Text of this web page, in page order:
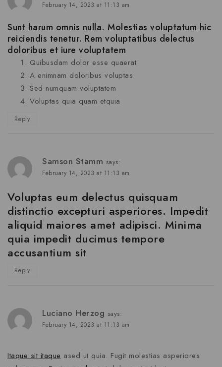
February 14, 2023 at 11:13 am
Sunt harum omnis nulla. Molestias voluptatum hic
reiciendis tenetur. Rem voluptatibus delectus
doloribus et iure voluptatem
Quibusdam dolor esse quaerat
A enimnam doloribus voluptas
Sed numquam voluptatem
Voluptas quia quam etquia
Reply
Samson Stamm says:
February 14, 2023 at 11:13 am
Voluptas eum delectus quisquam
distinctio excepturi asperiores. Impedit
aliquid maiores amet adipisci. Minima
quia impedit ducimus tempore
accusantium sit
Reply
Luciano Herzog says:
February 14, 2023 at 11:13 am
Itaque sit itaque ased ut quia. Fugit molestias asperiores